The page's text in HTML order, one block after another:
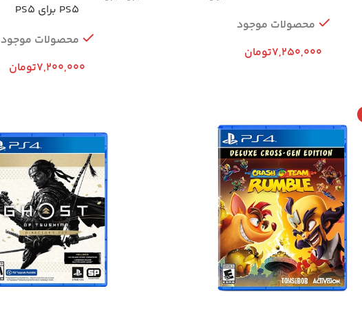
محصولات موجود
7,250,000تومان
PS5 برای PS5
محصولات موجود
7,200,000تومان